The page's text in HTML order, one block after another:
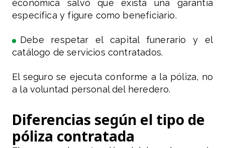
económica salvo que exista una garantía
específica y figure como beneficiario.
Debe respetar el capital funerario y el
catálogo de servicios contratados.
El seguro se ejecuta conforme a la póliza, no
a la voluntad personal del heredero.
Diferencias según el tipo de
póliza contratada